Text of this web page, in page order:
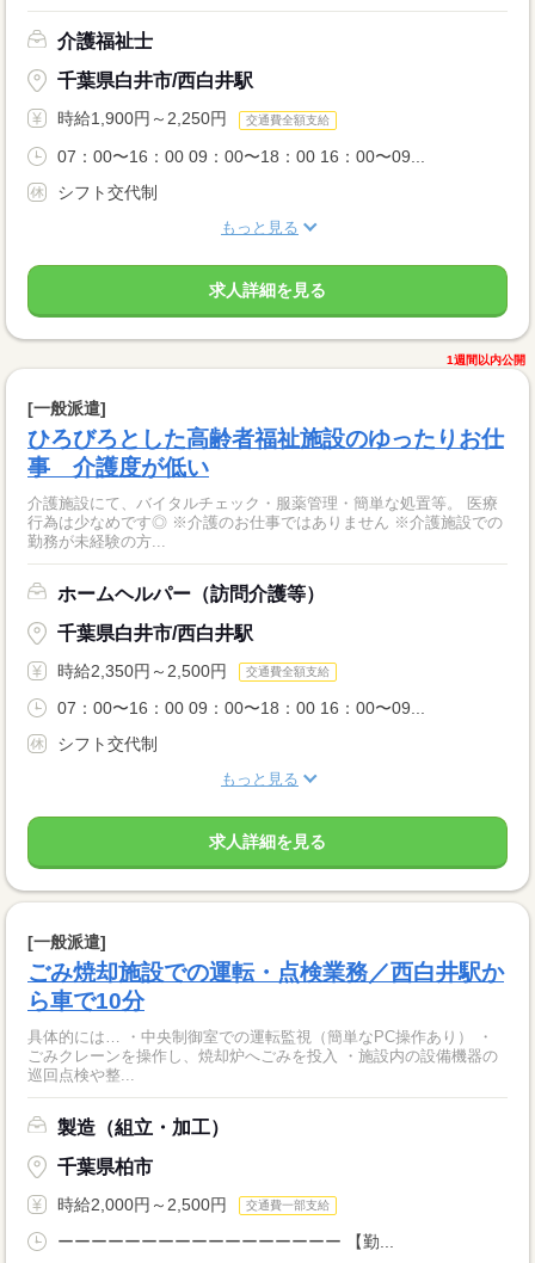
介護福祉士
千葉県白井市/西白井駅
時給1,900円～2,250円 交通費全額支給
07：00〜16：00 09：00〜18：00 16：00〜09...
シフト交代制
もっと見る
求人詳細を見る
1週間以内公開
[一般派遣]
ひろびろとした高齢者福祉施設のゆったりお仕
事 介護度が低い
介護施設にて、バイタルチェック・服薬管理・簡単な処置等。 医療
行為は少なめです◎ ※介護のお仕事ではありません ※介護施設での
勤務が未経験の方...
ホームヘルパー（訪問介護等）
千葉県白井市/西白井駅
時給2,350円～2,500円 交通費全額支給
07：00〜16：00 09：00〜18：00 16：00〜09...
シフト交代制
もっと見る
求人詳細を見る
[一般派遣]
ごみ焼却施設での運転・点検業務／西白井駅か
ら車で10分
具体的には… ・中央制御室での運転監視（簡単なPC操作あり） ・
ごみクレーンを操作し、焼却炉へごみを投入 ・施設内の設備機器の
巡回点検や整...
製造（組立・加工）
千葉県柏市
時給2,000円～2,500円 交通費一部支給
ーーーーーーーーーーーーーーーーー 【勤...